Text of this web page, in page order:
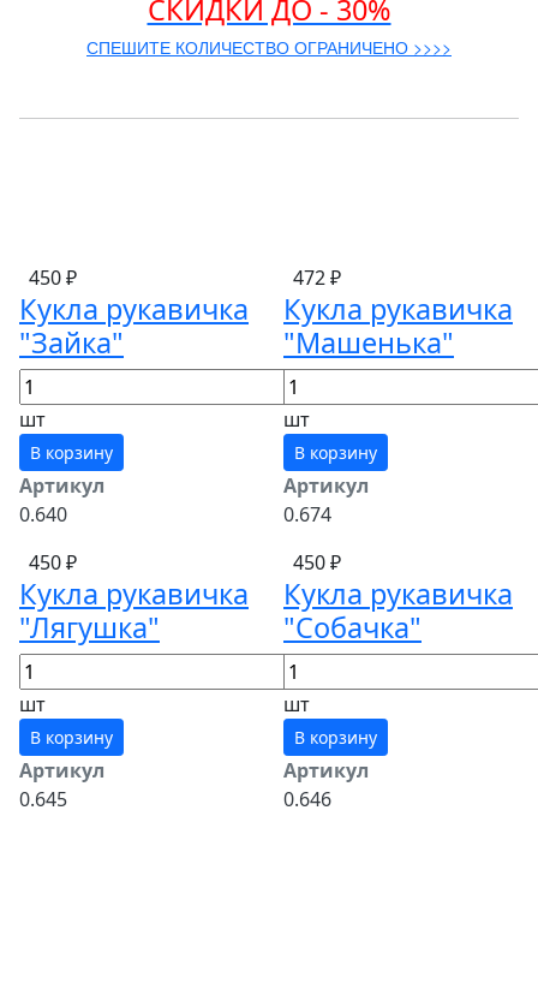
СКИДКИ ДО - 30%
СПЕШИТЕ КОЛИЧЕСТВО ОГРАНИЧЕНО >>>>
450 ₽
Кукла рукавичка
"Зайка"
шт
В корзину
Артикул
0.640
472 ₽
Кукла рукавичка
"Машенька"
шт
В корзину
Артикул
0.674
450 ₽
Кукла рукавичка
"Лягушка"
шт
В корзину
Артикул
0.645
450 ₽
Кукла рукавичка
"Собачка"
шт
В корзину
Артикул
0.646